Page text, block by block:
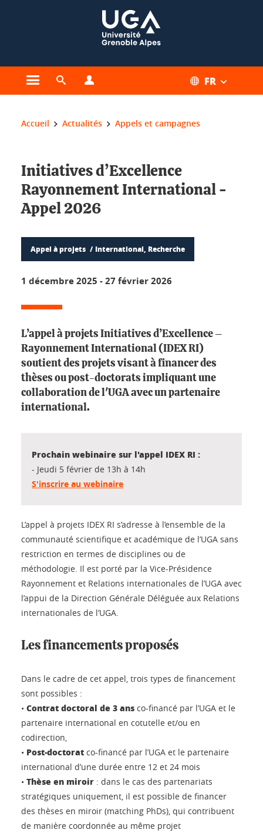
Ouvrir le menu principal
Ouvrir le moteur de recherche FR
Vous êtes ici :
Accueil Actualités Appels et campagnes
Initiatives d’Excellence
Rayonnement International -
Appel 2026
Appel à projets International, Recherche
1 décembre 2025 -27 février 2026
L’appel à projets Initiatives d’Excellence –
Rayonnement International (IDEX RI)
soutient des projets visant à financer des
thèses ou post-doctorats impliquant une
collaboration de l'UGA avec un partenaire
international.
Prochain webinaire sur l'appel IDEX RI :
- Jeudi 5 février de 13h à 14h
S'inscrire au webinaire
L’appel à projets IDEX RI s’adresse à l’ensemble de la
communauté scientifique et académique de l’UGA sans
restriction en termes de disciplines ou de
méthodologie. Il est porté par la Vice-Présidence
Rayonnement et Relations internationales de l’UGA avec
l’appui de la Direction Générale Déléguée aux Relations
internationales de l’UGA.
Les financements proposés
Dans le cadre de cet appel, trois types de financement
sont possibles :
• Contrat doctoral de 3 ans co-financé par l’UGA et le
partenaire international en cotutelle et/ou en
codirection,
• Post-doctorat co-financé par l’UGA et le partenaire
international d’une durée entre 12 et 24 mois
• Thèse en miroir : dans le cas des partenariats
stratégiques uniquement, il est possible de financer
des thèses en miroir (matching PhDs), qui contribuent
de manière coordonnée au même projet